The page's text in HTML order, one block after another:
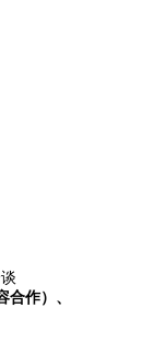
合作）、